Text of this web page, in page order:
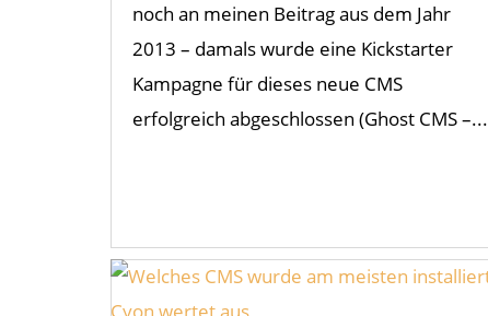
noch an meinen Beitrag aus dem Jahr
2013 – damals wurde eine Kickstarter
Kampagne für dieses neue CMS
erfolgreich abgeschlossen (Ghost CMS –...